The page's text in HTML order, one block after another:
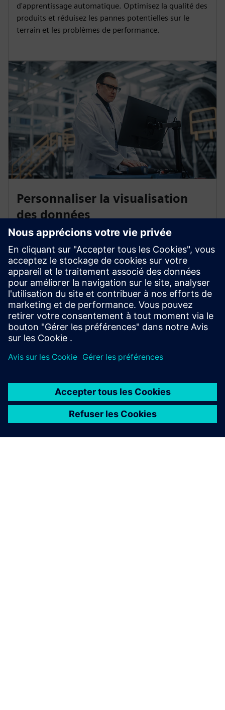
d'apprentissage automatique. Optimisez la qualité des
produits et réduisez les pannes potentielles sur le
terrain et les problèmes de performance.
Personnaliser la visualisation
des données
Tirez parti de vos données et créez des tableaux de
bord hautement flexibles et personnalisés. Demandez
des alertes et comprenez les métriques de n'importe
quel système d'actif ou d'organisation. Effectuez des
analyses avancées avec Insights Hub Business
Intelligence.